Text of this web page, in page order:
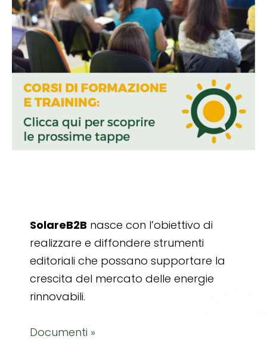
SolareB2B nasce con l’obiettivo di
realizzare e diffondere strumenti
editoriali che possano supportare la
crescita del mercato delle energie
rinnovabili.
Documenti »